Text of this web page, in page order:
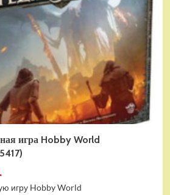
игра Hobby World
игру Hobby World